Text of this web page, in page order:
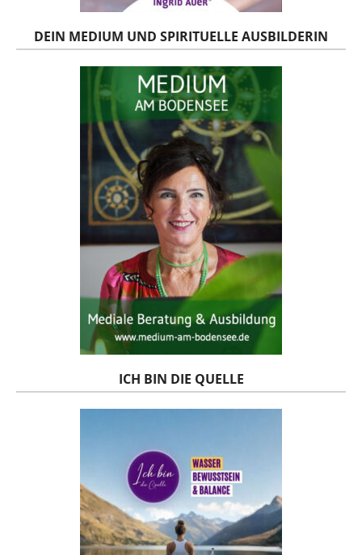
DEIN MEDIUM UND SPIRITUELLE AUSBILDERIN
ICH BIN DIE QUELLE